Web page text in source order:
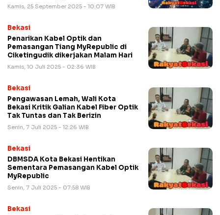
Kamis, 25 September 2025 - 10:07 WIB
Bekasi
Penarikan Kabel Optik dan
Pemasangan Tiang MyRepublic di
Ciketingudik dikerjakan Malam Hari
Kamis, 10 Juli 2025 - 02:36 WIB
Bekasi
Pengawasan Lemah, Wali Kota
Bekasi Kritik Galian Kabel Fiber Optik
Tak Tuntas dan Tak Berizin
Senin, 7 Juli 2025 - 12:26 WIB
Bekasi
DBMSDA Kota Bekasi Hentikan
Sementara Pemasangan Kabel Optik
MyRepublic
Senin, 7 Juli 2025 - 07:58 WIB
Bekasi